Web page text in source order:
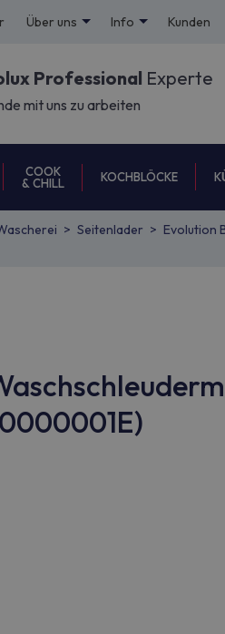
Über uns Info Kunden
Professional Experte
mit uns zu arbeiten
COOK
& CHILL
KOCHBLÖCKE
Seitenlader Evolution